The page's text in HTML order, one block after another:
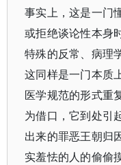
事实上，这是一门
或拒绝谈论性本身
特殊的反常、病理
这同样是一门本质
医学规范的形式重
为借口，它到处引
出来的罪恶王朝归
实羞怯的人的偷偷